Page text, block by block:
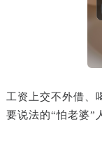
工资上交不外借、
要说法的“怕老婆”